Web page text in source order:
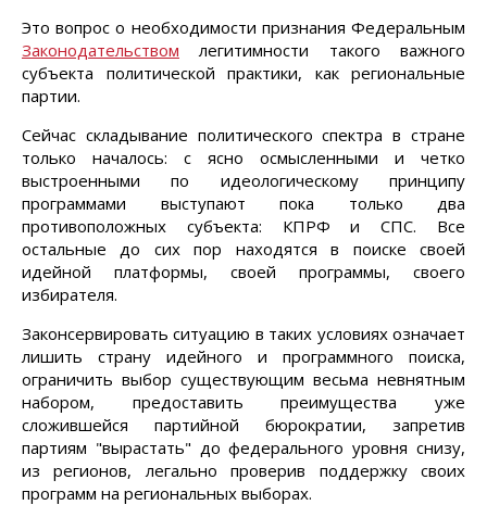
Это вопрос о необходимости признания Федеральным
Законодательством легитимности такого важного
субъекта политической практики, как региональные
партии.
Сейчас складывание политического спектра в стране
только началось: с ясно осмысленными и четко
выстроенными по идеологическому принципу
программами выступают пока только два
противоположных субъекта: КПРФ и СПС. Все
остальные до сих пор находятся в поиске своей
идейной платформы, своей программы, своего
избирателя.
Законсервировать ситуацию в таких условиях означает
лишить страну идейного и программного поиска,
ограничить выбор существующим весьма невнятным
набором, предоставить преимущества уже
сложившейся партийной бюрократии, запретив
партиям "вырастать" до федерального уровня снизу,
из регионов, легально проверив поддержку своих
программ на региональных выборах.